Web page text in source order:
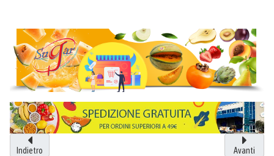
Indietro Avanti